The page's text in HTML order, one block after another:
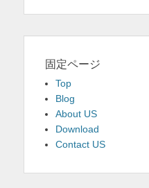
固定ページ
Top
Blog
About US
Download
Contact US